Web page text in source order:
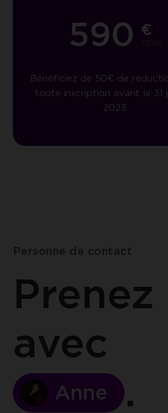
590 €
Bénéficiez de 50€ de
toute inscription avant le 31
2023.
Personne de contact
avec
Anne